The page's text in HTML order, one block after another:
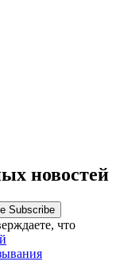
новостей
Subscribe
что